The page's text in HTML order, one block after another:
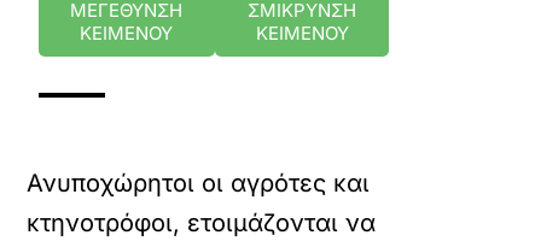
ΜΕΓΕΘΥΝΣΗ
ΚΕΙΜΕΝΟΥ
ΣΜΙΚΡΥΝΣΗ
ΚΕΙΜΕΝΟΥ
Ανυποχώρητοι οι αγρότες και
κτηνοτρόφοι, ετοιμάζονται να